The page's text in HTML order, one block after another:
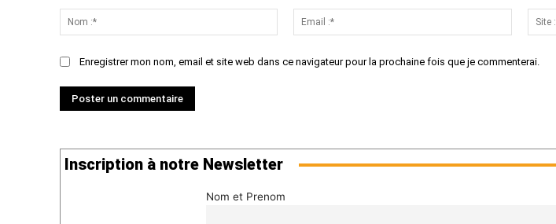
:*
Email
:*
Enregistrer mon nom, email et site web dans ce navigateur pour la prochaine fois que je commenterai.
Inscription à notre Newsletter
Nom et Prenom